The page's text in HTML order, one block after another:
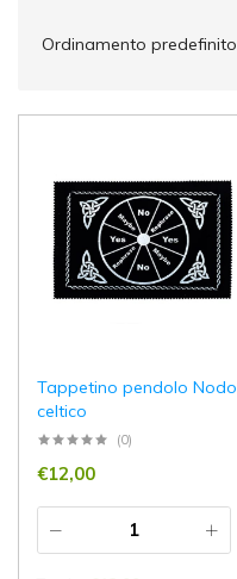
Ordinamento predefinito
Tappetino pendolo Nodo
celtico
(0)
€12,00